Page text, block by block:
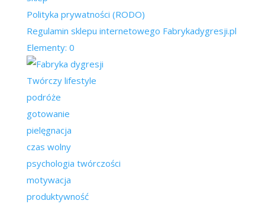
Polityka prywatności (RODO)
Regulamin sklepu internetowego Fabrykadygresji.pl
Elementy: 0
Twórczy lifestyle
podróże
gotowanie
pielęgnacja
czas wolny
psychologia twórczości
motywacja
produktywność